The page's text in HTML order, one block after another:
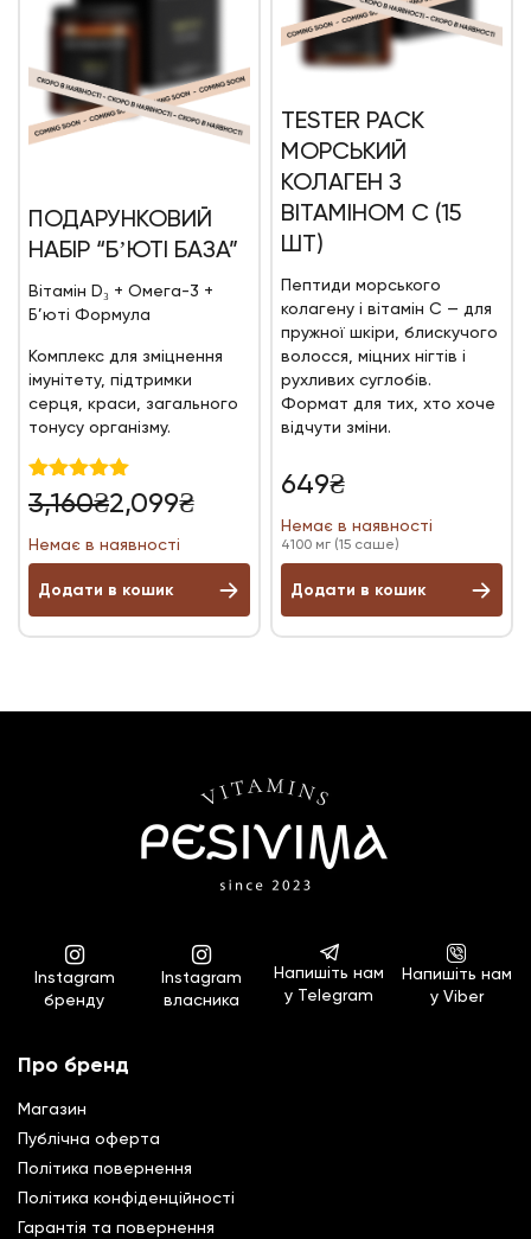
ПОДАРУНКОВИЙ
НАБІР “БʼЮТІ БАЗА”
Вітамін D₃ + Омега-3 +
Б’юті Формула
Комплекс для зміцнення
імунітету, підтримки
серця, краси, загального
тонусу організму.
Оцінено в
5.00
3,160₴
Оригінальна
3,160₴.
2,099₴
Поточна
2,099₴.
Немає в наявності
Додати в кошик
TESTER PACK
МОРСЬКИЙ
КОЛАГЕН З
ВІТАМІНОМ С (15
ШТ)
Пептиди морського
колагену і вітамін С — для
пружної шкіри, блискучого
волосся, міцних нігтів і
рухливих суглобів.
Формат для тих, хто хоче
відчути зміни.
649₴
Немає в наявності
4100 мг (15 саше)
Додати в кошик
Instagram
бренду
Instagram
власника
Напишіть нам
у Telegram
Напишіть нам
у Viber
Про бренд
Магазин
Публічна оферта
Політика повернення
Полiтика конфiденцiйностi
Гарантiя та повернення